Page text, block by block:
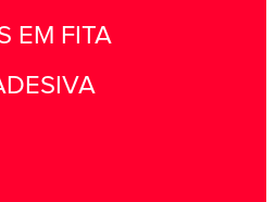
EM FITA